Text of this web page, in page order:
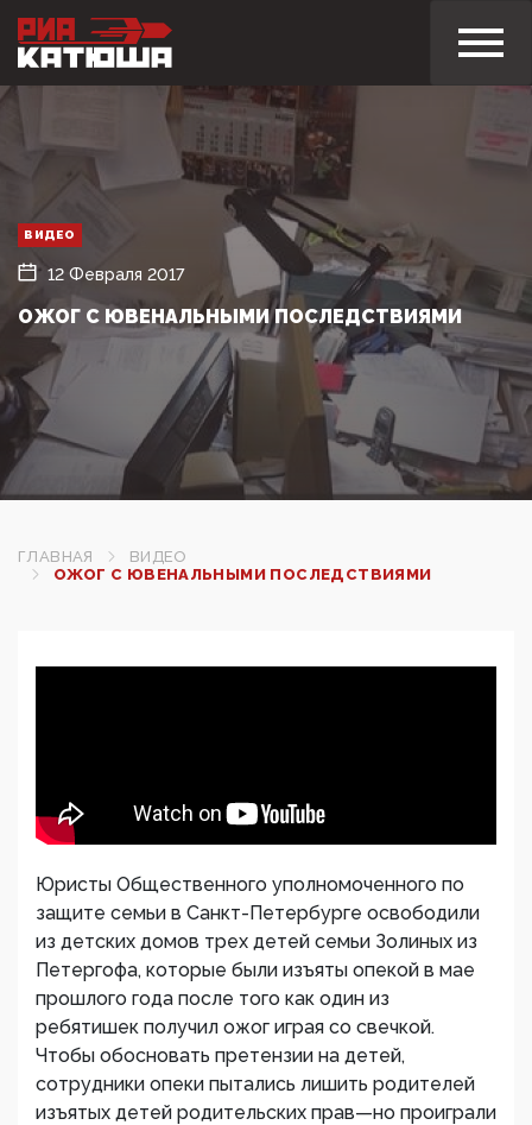
ВИДЕО
12 Февраля 2017
ОЖОГ С ЮВЕНАЛЬНЫМИ ПОСЛЕДСТВИЯМИ
ГЛАВНАЯ
ВИДЕО
ОЖОГ С ЮВЕНАЛЬНЫМИ ПОСЛЕДСТВИЯМИ
Юристы Общественного уполномоченного по
защите семьи в Санкт-Петербурге освободили
из детских домов трех детей семьи Золиных из
Петергофа, которые были изъяты опекой в мае
прошлого года после того как один из
ребятишек получил ожог играя со свечкой.
Чтобы обосновать претензии на детей,
сотрудники опеки пытались лишить родителей
изъятых детей родительских прав—но проиграли